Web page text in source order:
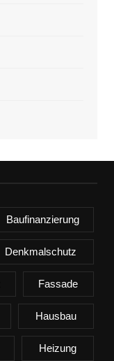
Baufinanzierung
Denkmalschutz
Fassade
Hausbau
Heizung